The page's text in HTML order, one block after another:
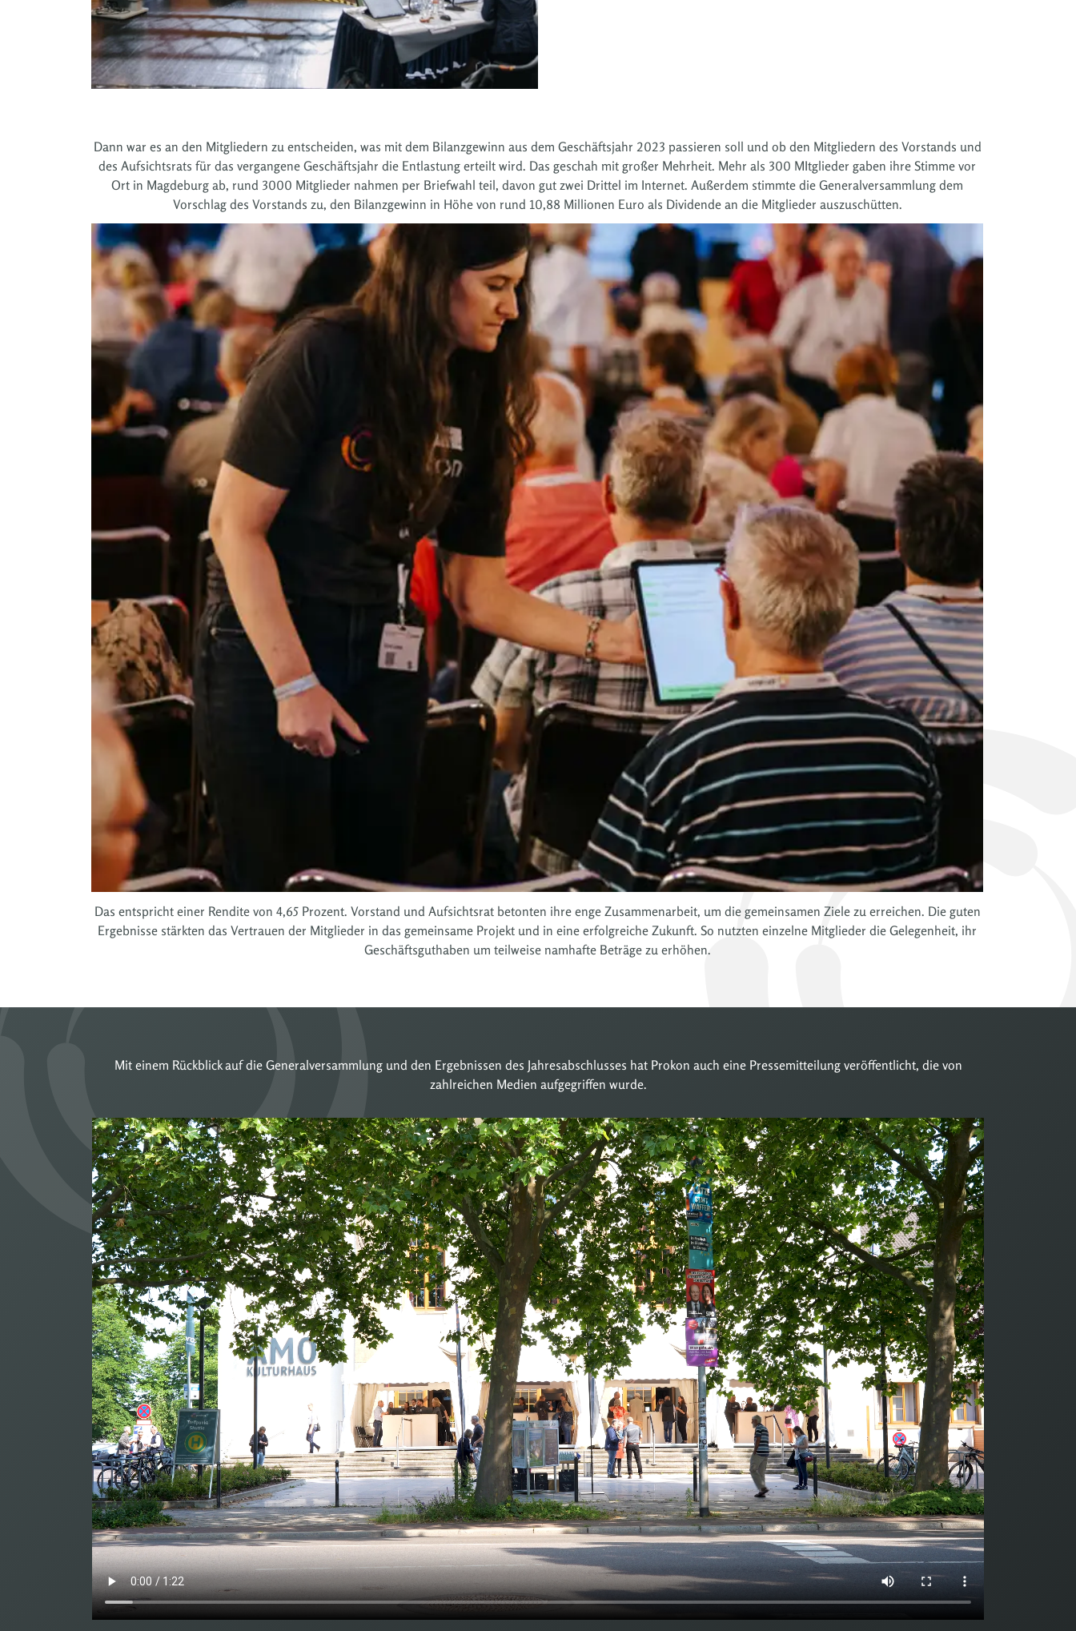
Dann war es an den Mitgliedern zu entscheiden, was mit dem Bilanzgewinn aus dem Geschäftsjahr 2023 passieren soll und ob den Mitgliedern des Vorstands und
des Aufsichtsrats für das vergangene Geschäftsjahr die Entlastung erteilt wird. Das geschah mit großer Mehrheit. Mehr als 300 MItglieder gaben ihre Stimme vor
Ort in Magdeburg ab, rund 3000 Mitglieder nahmen per Briefwahl teil, davon gut zwei Drittel im Internet. Außerdem stimmte die Generalversammlung dem
Vorschlag des Vorstands zu, den Bilanzgewinn in Höhe von rund 10,88 Millionen Euro als Dividende an die Mitglieder auszuschütten.
Das entspricht einer Rendite von 4,65 Prozent. Vorstand und Aufsichtsrat betonten ihre enge Zusammenarbeit, um die gemeinsamen Ziele zu erreichen. Die guten
Ergebnisse stärkten das Vertrauen der Mitglieder in das gemeinsame Projekt und in eine erfolgreiche Zukunft. So nutzten einzelne Mitglieder die Gelegenheit, ihr
Geschäftsguthaben um teilweise namhafte Beträge zu erhöhen.
Mit einem Rückblick auf die Generalversammlung und den Ergebnissen des Jahresabschlusses hat Prokon auch eine Pressemitteilung veröffentlicht, die von
zahlreichen Medien aufgegriffen wurde.